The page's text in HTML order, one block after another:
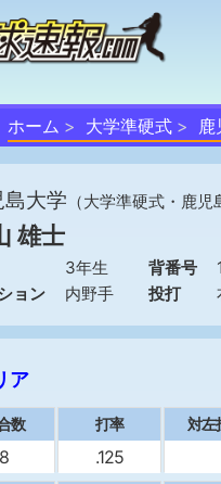
ホーム 大学準硬式 鹿
島大学 （大学準硬式・鹿児
雄士
3年生 背番号
ョン
内野手 投打
ア
数
8
打率
.125
対左